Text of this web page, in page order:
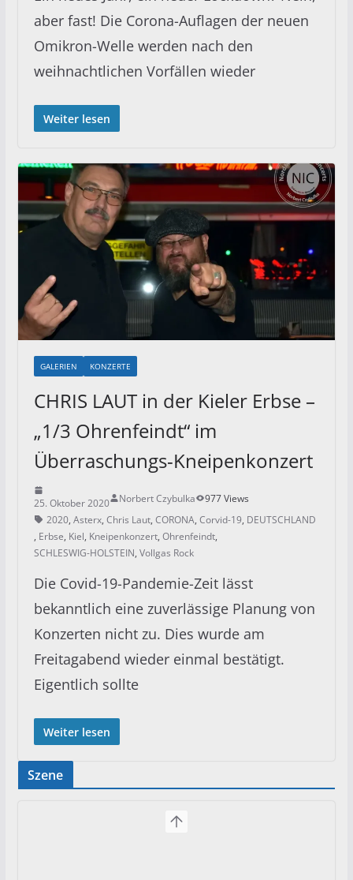
aber fast! Die Corona-Auflagen der neuen
Omikron-Welle werden nach den
weihnachtlichen Vorfällen wieder
Weiter lesen
GALERIEN KONZERTE
CHRIS LAUT in der Kieler Erbse –
„1/3 Ohrenfeindt“ im
Überraschungs-Kneipenkonzert
25. Oktober 2020 Norbert Czybulka
977 Views
2020, Asterx, Chris Laut, CORONA, Corvid-19, DEUTSCHLAND
, Erbse, Kiel, Kneipenkonzert, Ohrenfeindt,
SCHLESWIG-HOLSTEIN, Vollgas Rock
Die Covid-19-Pandemie-Zeit lässt
bekanntlich eine zuverlässige Planung von
Konzerten nicht zu. Dies wurde am
Freitagabend wieder einmal bestätigt.
Eigentlich sollte
Weiter lesen
Szene